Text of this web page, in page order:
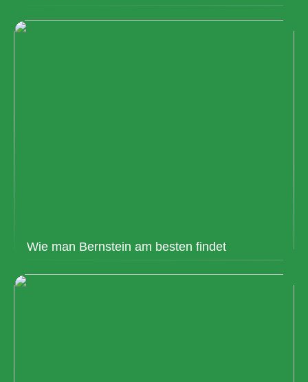
Wie man Bernstein am besten findet